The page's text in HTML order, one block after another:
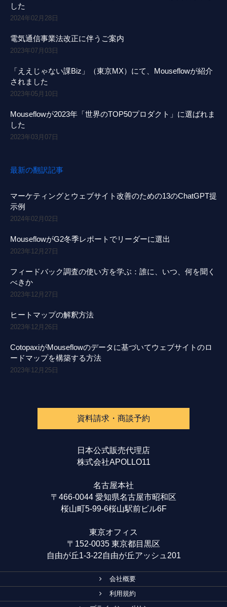
した
2024年02月28日
電気通信事業法改正に伴うご案内
2023年07月03日
「ええじゃない課Biz」（東京MX）にて、Mouseflowが紹介
されました
2023年05月10日
Mouseflowが2023年「世界のTOP50プロダクト」に選ばれま
した
2023年03月07日
最新の翻訳記事
マーケティングとウェブサイト改善のための13のChatGPT提
示例
2024年02月02日
MouseflowがG2冬季レポートでリーダーに選出
2023年12月27日
フィードバック調査の使い方を学ぶ：誰に、いつ、何を聞く
べきか
2023年12月27日
ヒートマップの解釈方法
2023年12月26日
CotopaxiがMouseflowのデータに基づいてウェブサイトのロ
ードマップを構築する方法
2023年12月25日
資料請求・商談予約
日本公式販売代理店
株式会社APOLLO11
名古屋本社
〒466-0044 愛知県名古屋市昭和区
桜山町5-99-6桜山駅前ビル6F
東京オフィス
〒152-0035 東京都目黒区
自由が丘1-3-22自由が丘アッシュ201
会社概要
利用規約